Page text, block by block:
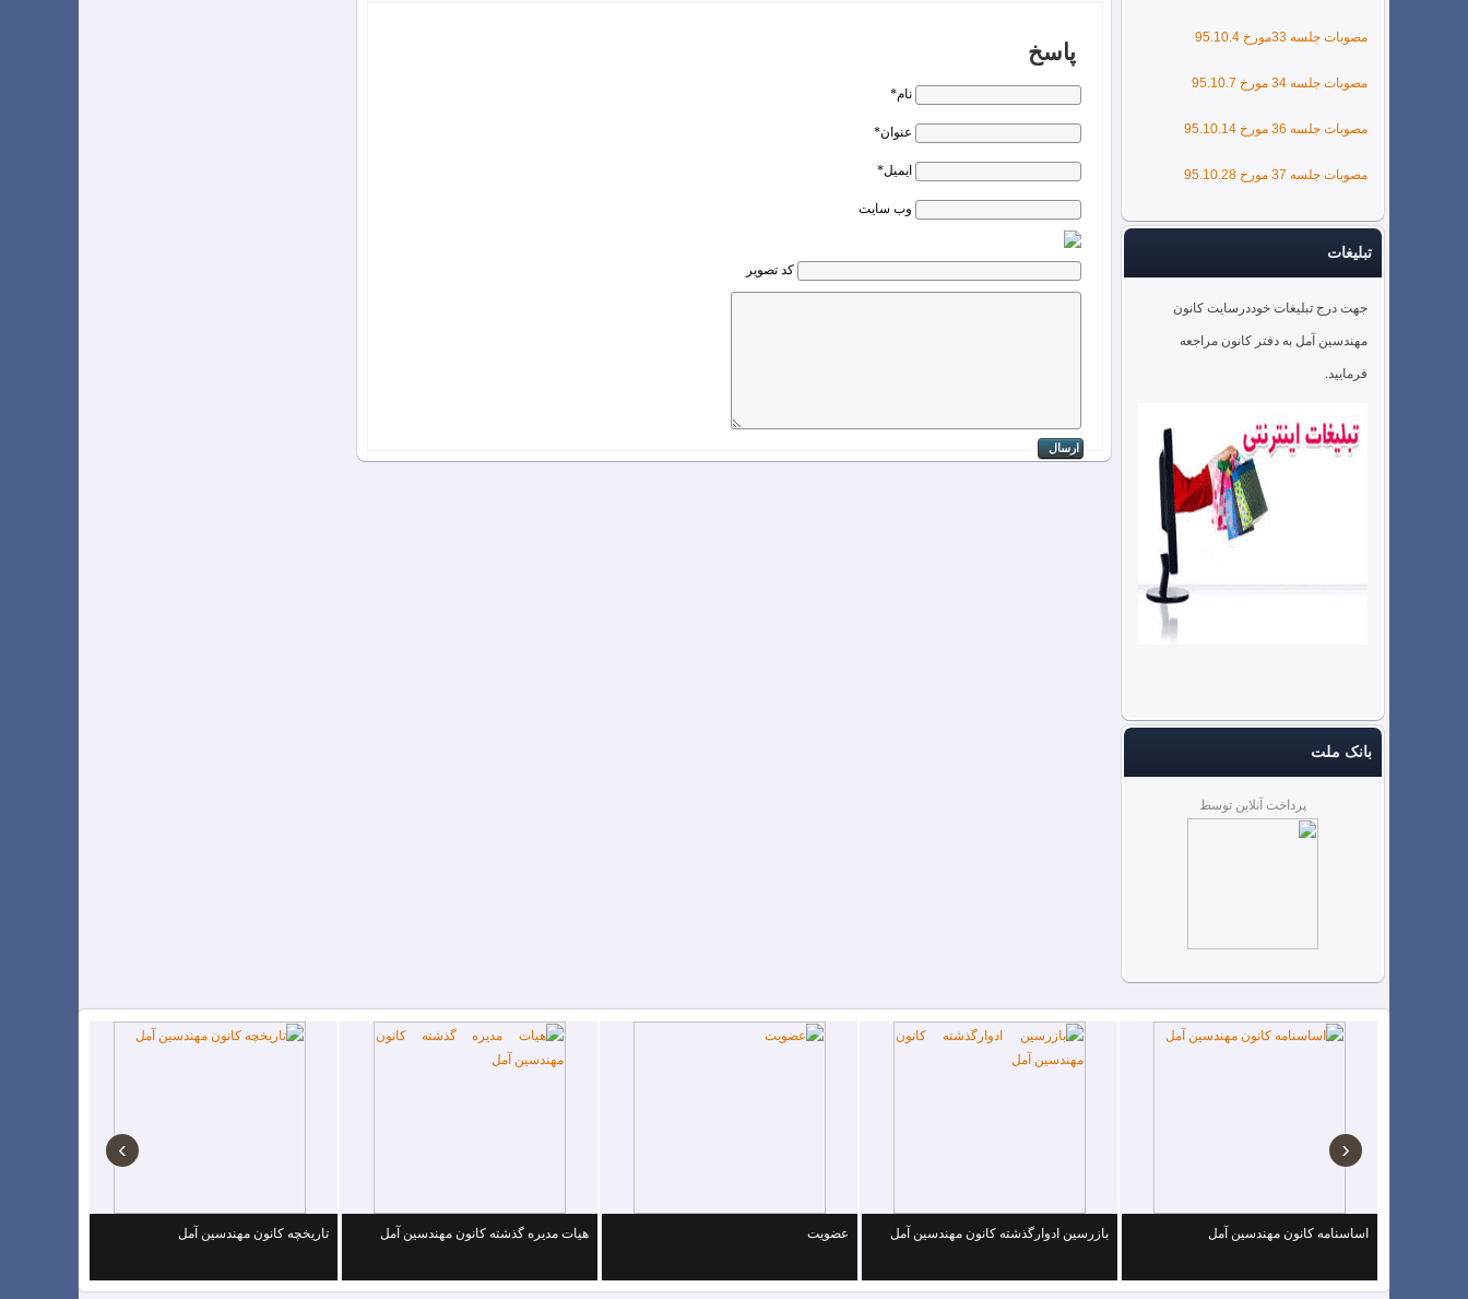
مصوبات جلسه 33مورخ 95.10.4
مصوبات جلسه 34 مورخ 95.10.7
مصوبات جلسه 36 مورخ 95.10.14
مصوبات جلسه 37 مورخ 95.10.28
تبلیغات
جهت درج تبلیغات خوددرسایت کانون
مهندسین آمل به دفتر کانون مراجعه
فرمایید.
بانک ملت
پرداخت آنلاین توسط
پاسخ
نام*
عنوان*
ایمیل*
وب سایت
کد تصویر
اساسنامه کانون مهندسین آمل بازرسین ادوارگذشته کانون مهندسین آمل عضویت هیات مدیره گذشته کانون مهندسین آمل تاریخچه کانون مهندسین آمل
› ‹